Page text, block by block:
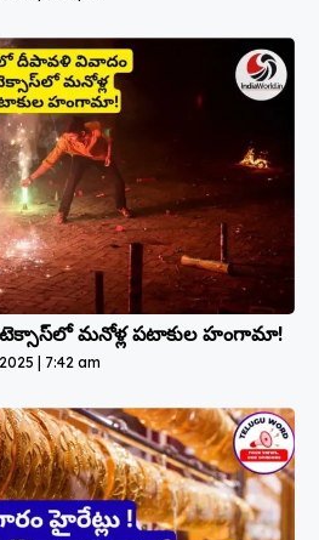
మనోళ్ల పటాకుల హంగామా!
7:42 am